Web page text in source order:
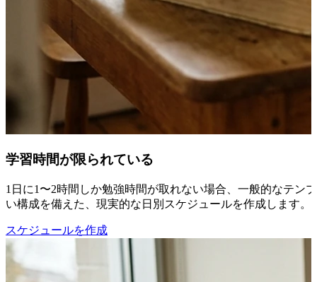
学習時間が限られている
1日に1〜2時間しか勉強時間が取れない場合、一般的なテン
い構成を備えた、現実的な日別スケジュールを作成します。
スケジュールを作成